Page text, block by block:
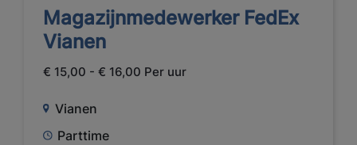
Magazijnmedewerker FedEx
Vianen
€ 15,00 - € 16,00 Per uur
Vianen
Parttime